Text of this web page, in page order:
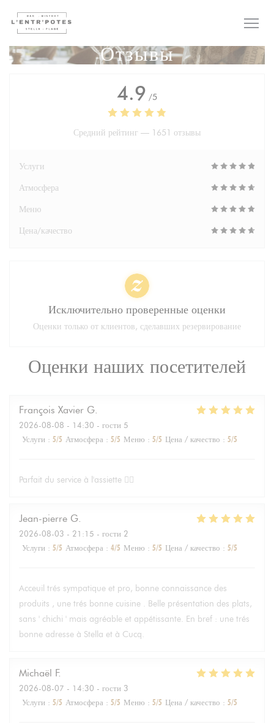
Отзывы
Оценки наших посетителей
François Xavier G
2026-08-08 - 14:30 - гости 5
Услуги : 5/5 Атмосфера : 5/5 Меню : 5/5 Цена / качество : 5/5
Parfait du service à l'assiette 👌🏻
Jean-pierre G
2026-08-03 - 21:15 - гости 2
Услуги : 5/5 Атмосфера : 4/5 Меню : 5/5 Цена / качество : 5/5
Acceuil trés sympatique et pro, bonne connaissance des
produits , une trés bonne cuisine . Belle présentation des plats,
sans ' chichi ' mais agréable et appétissante. En bref : une trés
bonne adresse à Stella et à Cucq.
Michaël F
2026-08-07 - 14:30 - гости 3
Услуги : 5/5 Атмосфера : 5/5 Меню : 5/5 Цена / качество : 5/5
4.9 /5
Средний рейтинг — 1651 отзывы
Услуги
Атмосфера
Меню
Цена/качество
Исключительно проверенные оценки
Оценки только от клиентов, сделавших резервирование